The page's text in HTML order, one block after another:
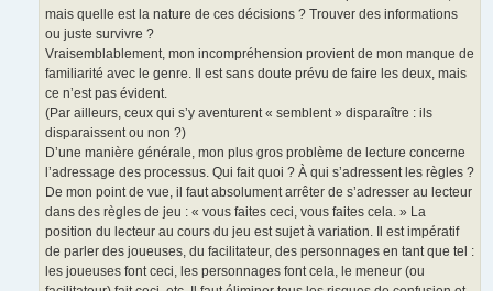
mais quelle est la nature de ces décisions ? Trouver des informations
ou juste survivre ?
Vraisemblablement, mon incompréhension provient de mon manque de
familiarité avec le genre. Il est sans doute prévu de faire les deux, mais
ce n’est pas évident.
(Par ailleurs, ceux qui s’y aventurent « semblent » disparaître : ils
disparaissent ou non ?)
D’une manière générale, mon plus gros problème de lecture concerne
l’adressage des processus. Qui fait quoi ? À qui s’adressent les règles ?
De mon point de vue, il faut absolument arrêter de s’adresser au lecteur
dans des règles de jeu : « vous faites ceci, vous faites cela. » La
position du lecteur au cours du jeu est sujet à variation. Il est impératif
de parler des joueuses, du facilitateur, des personnages en tant que tel :
les joueuses font ceci, les personnages font cela, le meneur (ou